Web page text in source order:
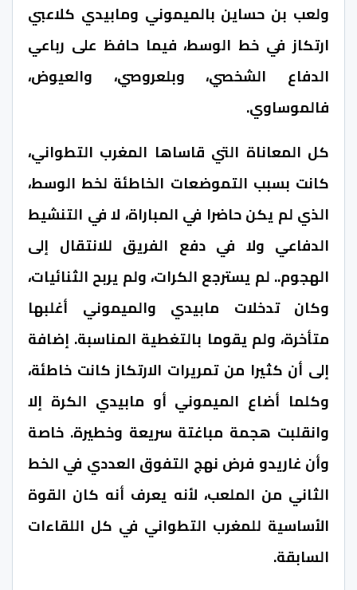
ولعب بن حساين بالميموني ومابيدي كلاعبي
ارتكاز في خط الوسط، فيما حافظ على رباعي
الدفاع الشخصي، وبلعروصي، والعيوض،
فالموساوي.
كل المعاناة التي قاساها المغرب التطواني،
كانت بسبب التموضعات الخاطئة لخط الوسط،
الذي لم يكن حاضرا في المباراة، لا في التنشيط
الدفاعي ولا في دفع الفريق للانتقال إلى
الهجوم.. لم يسترجع الكرات، ولم يربح الثنائيات،
وكان تدخلات مابيدي والميموني أغلبها
متأخرة، ولم يقوما بالتغطية المناسبة. إضافة
إلى أن كثيرا من تمريرات الارتكاز كانت خاطئة،
وكلما أضاع الميموني أو مابيدي الكرة إلا
وانقلبت هجمة مباغتة سريعة وخطيرة. خاصة
وأن غاريدو فرض نهج التفوق العددي في الخط
الثاني من الملعب، لأنه يعرف أنه كان القوة
الأساسية للمغرب التطواني في كل اللقاءات
السابقة.